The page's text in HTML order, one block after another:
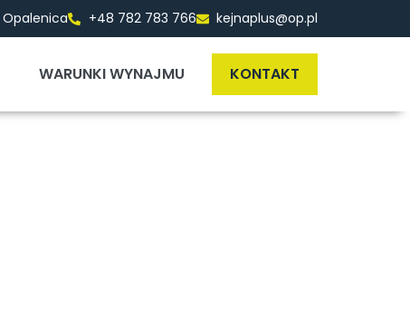
+48 782 783 766 kejnaplus@op.pl
WARUNKI WYNAJMU KONTAKT